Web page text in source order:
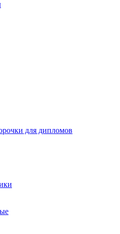
для дипломов